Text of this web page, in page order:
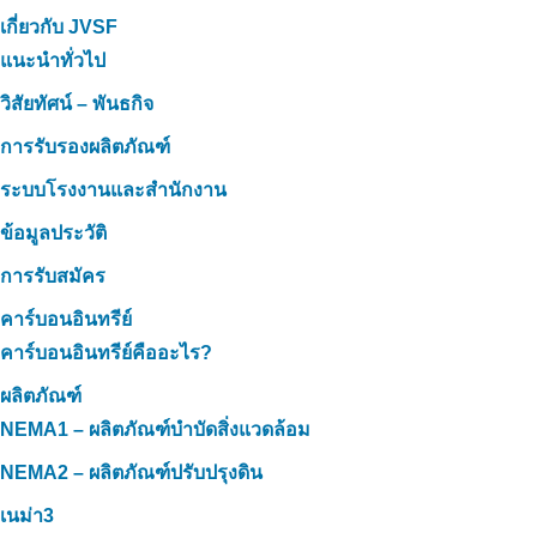
เกี่ยวกับ JVSF
แนะนำทั่วไป
วิสัยทัศน์ – พันธกิจ
การรับรองผลิตภัณฑ์
ระบบโรงงานและสำนักงาน
ข้อมูลประวัติ
การรับสมัคร
คาร์บอนอินทรีย์
คาร์บอนอินทรีย์คืออะไร?
ผลิตภัณฑ์
NEMA1 – ผลิตภัณฑ์บำบัดสิ่งแวดล้อม
NEMA2 – ผลิตภัณฑ์ปรับปรุงดิน
เนม่า3